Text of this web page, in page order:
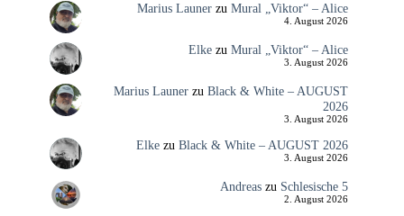
Marius Launerzu Mural „Viktor“ – Alice
4. August 2026
Elkezu Mural „Viktor“ – Alice
3. August 2026
Marius Launerzu Black & White – AUGUST
2026
3. August 2026
Elkezu Black & White – AUGUST 2026
3. August 2026
Andreaszu Schlesische 5
2. August 2026